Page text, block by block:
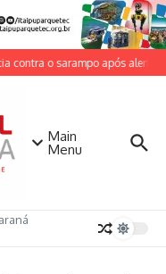
contra o sarampo após alerta
Main
Menu